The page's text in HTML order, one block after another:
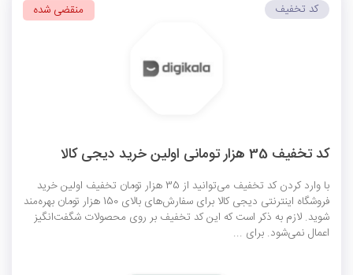
کد تخفیف 35 هزار تومانی اولین خرید دیجی کالا
با وارد کردن کد تخفیف می‌توانید از 35 هزار تومان تخفیف اولین خرید
فروشگاه اینترنتی دیجی کالا برای سفارش‌های بالای 150 هزار تومان بهره‌مند
شوید. لازم به ذکر است که این کد تخفیف بر روی محصولات شگفت‌انگیز
اعمال نمی‌شود. برای ...
کد تخفیف منقضی شده